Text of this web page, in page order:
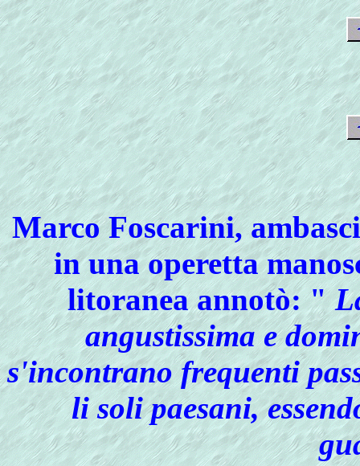
MarcoFoscarini,
in una operetta
litoranea annotò: "
angustissima e
s'incontrano frequenti
li soli paesani,